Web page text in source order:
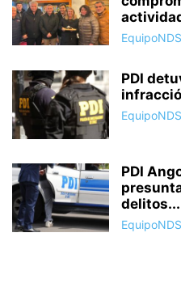
EquipoNDS
PDI
EquipoNDS
PDI
delitos...
EquipoNDS